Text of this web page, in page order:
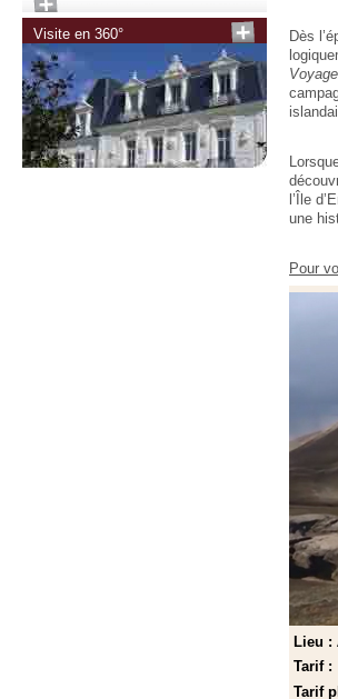
Visite en 360°
Dès
l’Île
une
Pour
Lieu :
Tarif :
Tarif